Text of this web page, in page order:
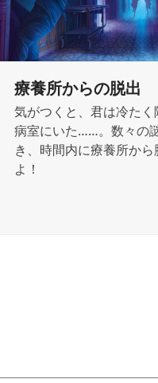
療養所からの脱出
気がつくと、君は冷たく
病室にいた……。数々の
き、時間内に療養所か
よ！